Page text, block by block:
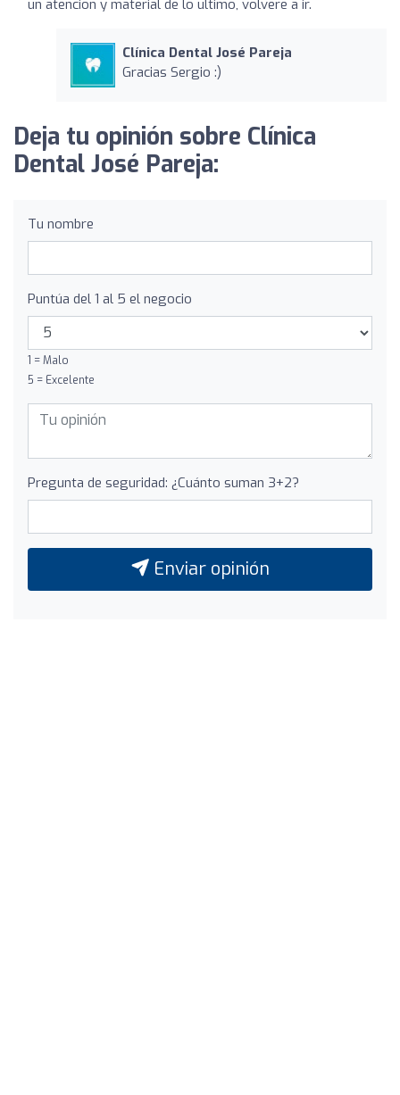
un atencion y material de lo ultimo, volvere a ir.
Clínica Dental José Pareja
Gracias Sergio :)
Deja tu opinión sobre Clínica
Dental José Pareja:
Tu nombre
Puntúa del 1 al 5 el negocio
1 = Malo
5 = Excelente
Pregunta de seguridad: ¿Cuánto suman 3+2?
Enviar opinión